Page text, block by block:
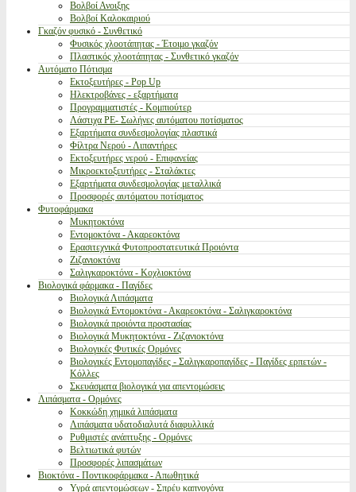
Βολβοί Ανοιξης
Βολβοί Καλοκαιριού
Γκαζόν φυσικό - Συνθετικό
Φυσικός χλοοτάπητας - Έτοιμο γκαζόν
Πλαστικός χλοοτάπητας - Συνθετικό γκαζόν
Αυτόματο Πότισμα
Εκτοξευτήρες - Pop Up
Ηλεκτροβάνες - εξαρτήματα
Προγραμματιστές - Κομπιούτερ
Λάστιχα PE- Σωλήνες αυτόματου ποτίσματος
Εξαρτήματα συνδεσμολογίας πλαστικά
Φίλτρα Νερού - Λιπαντήρες
Εκτοξευτήρες νερού - Επιφανείας
Μικροεκτοξευτήρες - Σταλάκτες
Εξαρτήματα συνδεσμολογίας μεταλλικά
Προσφορές αυτόματου ποτίσματος
Φυτοφάρμακα
Μυκητοκτόνα
Εντομοκτόνα - Ακαρεοκτόνα
Ερασιτεχνικά Φυτοπροστατευτικά Προιόντα
Ζιζανιοκτόνα
Σαλιγκαροκτόνα - Κοχλιοκτόνα
Βιολογικά φάρμακα - Παγίδες
Βιολογικά Λιπάσματα
Βιολογικά Εντομοκτόνα - Ακαρεοκτόνα - Σαλιγκαροκτόνα
Βιολογικά προιόντα προστασίας
Βιολογικά Μυκητοκτόνα - Ζιζανιοκτόνα
Βιολογικές Φυτικές Ορμόνες
Βιολογικές Εντομοπαγίδες - Σαλιγκαροπαγίδες - Παγίδες ερπετών -
Κόλλες
Σκευάσματα βιολογικά για απεντομώσεις
Λιπάσματα - Ορμόνες
Κοκκώδη χημικά λιπάσματα
Λιπάσματα υδατοδιαλυτά διαφυλλικά
Ρυθμιστές ανάπτυξης - Ορμόνες
Βελτιωτικά φυτών
Προσφορές λιπασμάτων
Βιοκτόνα - Ποντικοφάρμακα - Απωθητικά
Υγρά απεντομώσεων - Σπρέυ καπνογόνα